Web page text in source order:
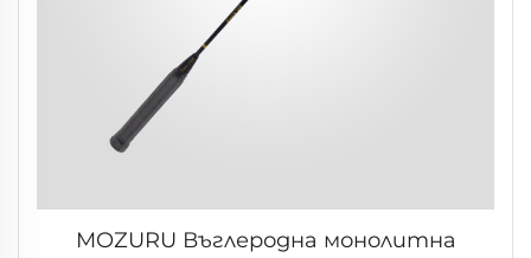
MOZURU Въглеродна монолитна